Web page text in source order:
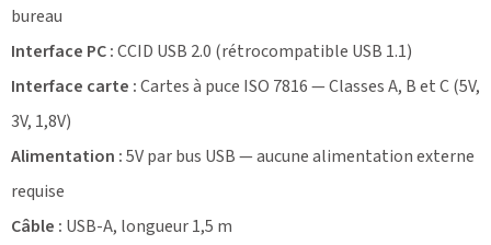
bureau
Interface PC :CCID USB 2.0 (rétrocompatible USB 1.1)
Interface carte :Cartes à puce ISO 7816 — Classes A, B et C (5V,
3V, 1,8V)
Alimentation :5V par bus USB — aucune alimentation externe
requise
Câble : USB-A, longueur 1,5 m